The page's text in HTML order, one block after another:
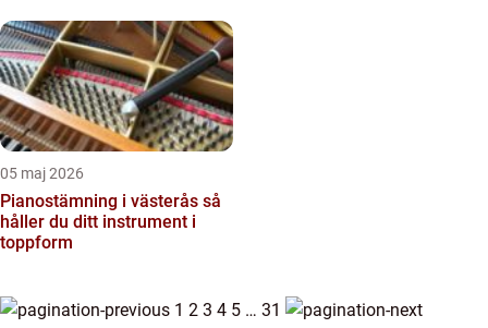
05 maj 2026
Pianostämning i västerås så
håller du ditt instrument i
toppform
1 2 3 4 5 … 31